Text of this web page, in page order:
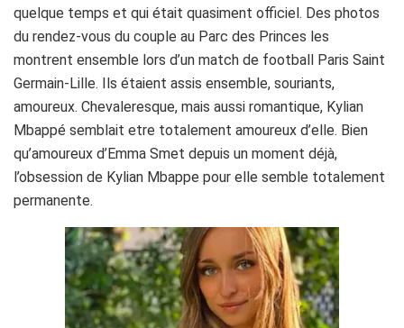
quelque temps et qui était quasiment officiel. Des photos
du rendez-vous du couple au Parc des Princes les
montrent ensemble lors d’un match de football Paris Saint
Germain-Lille. Ils étaient assis ensemble, souriants,
amoureux. Chevaleresque, mais aussi romantique, Kylian
Mbappé semblait etre totalement amoureux d’elle. Bien
qu’amoureux d’Emma Smet depuis un moment déjà,
l’obsession de Kylian Mbappe pour elle semble totalement
permanente.